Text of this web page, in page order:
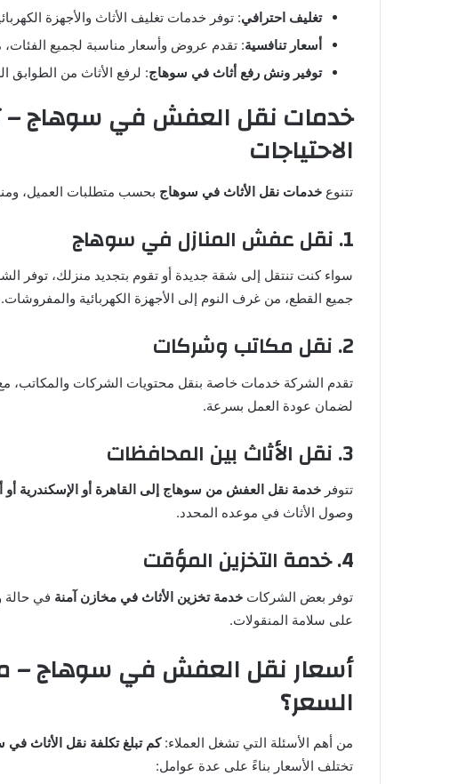
تغليف احترافي: توفر خدمات تغليف الأثاث والأجهزة
أسعار تنافسية: تقدم عروض وأسعار مناسبة لجميع
توفير ونش رفع أثاث في سوهاج: لرفع الأثاث من الطوابق
خدمات نقل العفش في سوهاج –
الاحتياجات
تتنوع خدمات نقل الأثاث في سوهاج بحسب متطلبات العميل،
1. نقل عفش المنازل في سوهاج
سواء كنت تنتقل إلى شقة جديدة أو تقوم بتجديد منزلك، توفر
جميع القطع، من غرف النوم إلى الأجهزة الكهربائية والمفروشات.
2. نقل مكاتب وشركات
تقدم الشركة خدمات خاصة بنقل محتويات الشركات والمكاتب، مع
لضمان عودة العمل بسرعة.
3. نقل الأثاث بين المحافظات
تتوفر خدمة نقل العفش من سوهاج إلى القاهرة أو الإسكندرية
وصول الأثاث في موعده المحدد.
4. خدمة التخزين المؤقت
توفر بعض الشركات خدمة تخزين الأثاث في مخازن آمنة في حالة
على سلامة المنقولات.
أسعار نقل العفش في سوهاج –
السعر؟
من أهم الأسئلة التي تشغل العملاء:كم تبلغ تكلفة نقل الأثاث
تختلف الأسعار بناءً على عدة عوامل: